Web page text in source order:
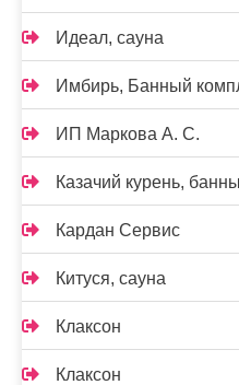
Идеал, сауна
Имбирь, Банный
ИП Маркова А. С.
Казачий курень,
Кардан Сервис
Китуся, сауна
Клаксон
Клаксон